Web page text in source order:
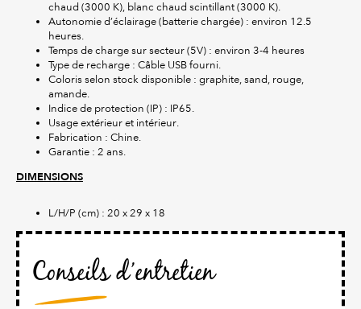
chaud (3000 K), blanc chaud scintillant (3000 K).
Autonomie d’éclairage (batterie chargée) : environ 12.5
heures.
Temps de charge sur secteur (5V) : environ 3-4 heures
Type de recharge : Câble USB fourni.
Coloris selon stock disponible : graphite, sand, rouge,
amande.
Indice de protection (IP) : IP65.
Usage extérieur et intérieur.
Fabrication : Chine.
Garantie : 2 ans.
DIMENSIONS
L/H/P (cm) : 20 x 29 x 18
Conseils d’entretien